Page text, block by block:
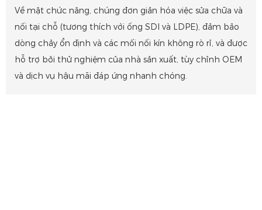
Về mặt chức năng, chúng đơn giản hóa việc sửa chữa và
nối tại chỗ (tương thích với ống SDI và LDPE), đảm bảo
dòng chảy ổn định và các mối nối kín không rò rỉ, và được
hỗ trợ bởi thử nghiệm của nhà sản xuất, tùy chỉnh OEM
và dịch vụ hậu mãi đáp ứng nhanh chóng.